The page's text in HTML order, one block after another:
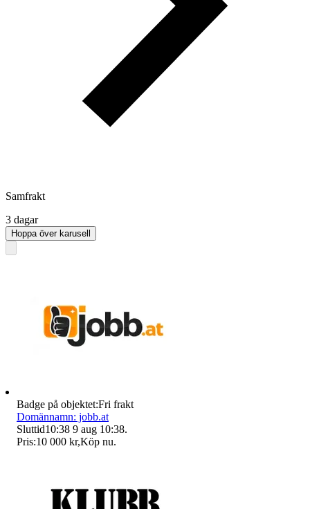
Samfrakt
3 dagar
Hoppa över karusell
Badge på objektet:Fri frakt
Domännamn: jobb.at
Sluttid10:38 9 aug 10:38.
Pris:10 000 kr,Köp nu.